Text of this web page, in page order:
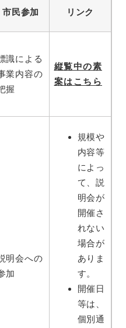
市民参加 リンク
識による
業内容の
握
縦覧中の素
案はこちら
明会への
加
規模や
内容等
によっ
て、説
明会が
開催さ
れない
場合が
ありま
す。
開催日
等は、
個別通